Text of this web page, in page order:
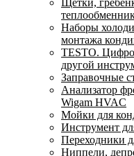
Щетки,
Наборы
монтажа
TESTO.
другой
Заправочные
Анализатор
Wigam HVAC
Мойки для
Инструмент
Переходники
Ниппели,